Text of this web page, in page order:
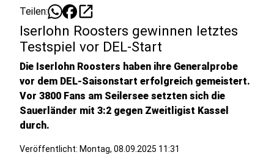
Teilen: open_in_new
Iserlohn Roosters gewinnen letztes
Testspiel vor DEL-Start
Die Iserlohn Roosters haben ihre Generalprobe
vor dem DEL-Saisonstart erfolgreich gemeistert.
Vor 3800 Fans am Seilersee setzten sich die
Sauerländer mit 3:2 gegen Zweitligist Kassel
durch.
Veröffentlicht: Montag, 08.09.2025 11:31